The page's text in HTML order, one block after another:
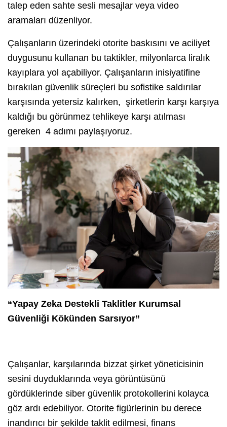
talep eden sahte sesli mesajlar veya video
aramaları düzenliyor.
Çalışanların üzerindeki otorite baskısını ve aciliyet
duygusunu kullanan bu taktikler, milyonlarca liralık
kayıplara yol açabiliyor. Çalışanların inisiyatifine
bırakılan güvenlik süreçleri bu sofistike saldırılar
karşısında yetersiz kalırken, şirketlerin karşı karşıya
kaldığı bu görünmez tehlikeye karşı atılması
gereken 4 adımı paylaşıyoruz.
“Yapay Zeka Destekli Taklitler Kurumsal
Güvenliği Kökünden Sarsıyor”
Çalışanlar, karşılarında bizzat şirket yöneticisinin
sesini duyduklarında veya görüntüsünü
gördüklerinde siber güvenlik protokollerini kolayca
göz ardı edebiliyor. Otorite figürlerinin bu derece
inandırıcı bir şekilde taklit edilmesi, finans